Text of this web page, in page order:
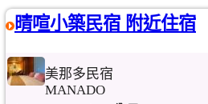
晴喧小築民宿 附近住宿
美那多民宿
MANADO